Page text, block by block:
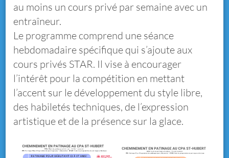
au moins un cours privé par semaine avec un
entraîneur.
Le programme comprend une séance
hebdomadaire spécifique qui s’ajoute aux
cours privés STAR. Il vise à encourager
l’intérêt pour la compétition en mettant
l’accent sur le développement du style libre,
des habiletés techniques, de l’expression
artistique et de la présence sur la glace.